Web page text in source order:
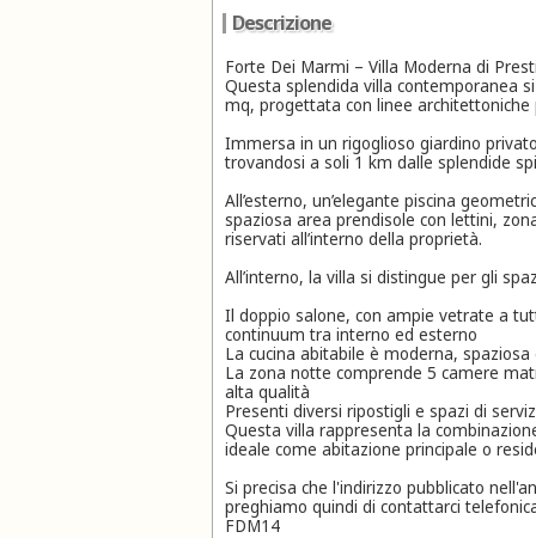
Descrizione
Forte Dei Marmi – Villa Moderna di
Questa splendida villa contemporanea
mq, progettata con linee
Immersa in un rigoglioso giardino
trovandosi a soli 1 km dalle splendide
All’esterno, un’elegante piscina
spaziosa area prendisole con lettini,
riservati all’interno della proprietà.
All’interno, la villa si distingue per gli
Il doppio salone, con ampie vetrate a
continuum tra interno ed esterno
La cucina abitabile è moderna,
La zona notte comprende 5 camere
alta qualità
Presenti diversi ripostigli e spazi di
Questa villa rappresenta la
ideale come abitazione principale o
Si precisa che l'indirizzo pubblicato
preghiamo quindi di contattarci
FDM14